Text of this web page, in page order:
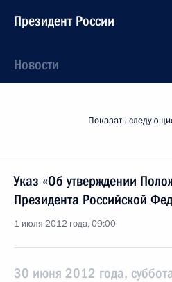
Президент России
Новости
Показать
Указ «Об утверждении
Президента Российской
1 июля 2012 года, 09:00
30 июня 2012 года,